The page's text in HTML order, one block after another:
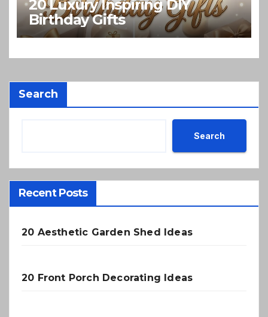
20 Luxury Inspiring DIY
Birthday Gifts
Search
Search
Recent Posts
20 Aesthetic Garden Shed Ideas
20 Front Porch Decorating Ideas